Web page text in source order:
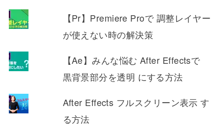
【Pr】Premiere Proで 調整レイヤー
が使えない時の解決策
【Ae】みんな悩む After Effectsで
黒背景部分を透明 にする方法
After Effects フルスクリーン表示 す
る方法